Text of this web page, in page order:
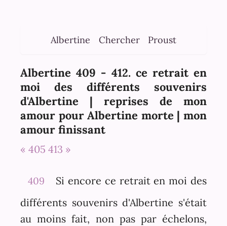
Albertine Chercher Proust
Albertine 409 - 412. ce retrait en
moi des différents souvenirs
d'Albertine | reprises de mon
amour pour Albertine morte | mon
amour finissant
« 405 413 »
409
Si encore ce retrait en moi des
différents souvenirs d'Albertine s'était
au moins fait, non pas par échelons,